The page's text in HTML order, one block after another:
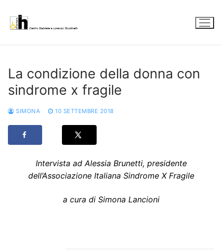
contenuto
La condizione della donna con
sindrome x fragile
SIMONA 10 SETTEMBRE 2018
Intervista ad Alessia Brunetti, presidente
dell’Associazione Italiana Sindrome X Fragile
a cura di Simona Lancioni